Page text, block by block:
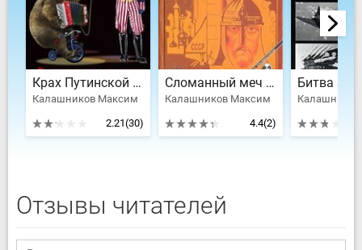
Крах Путинской России. Тьма в конце туннеля
Калашников Максим
2.21(30)
Сломанный меч Империи
Калашников Максим
4.4(2)
Битва за
Отзывы читателей